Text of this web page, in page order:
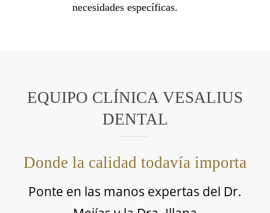
necesidades específicas.
EQUIPO CLÍNICA VESALIUS
DENTAL
Donde la calidad todavía importa
Ponte en las manos expertas del Dr.